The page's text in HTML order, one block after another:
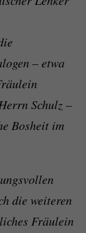
– etwa
Schulz –
Bosheit im
die weiteren
Fräulein